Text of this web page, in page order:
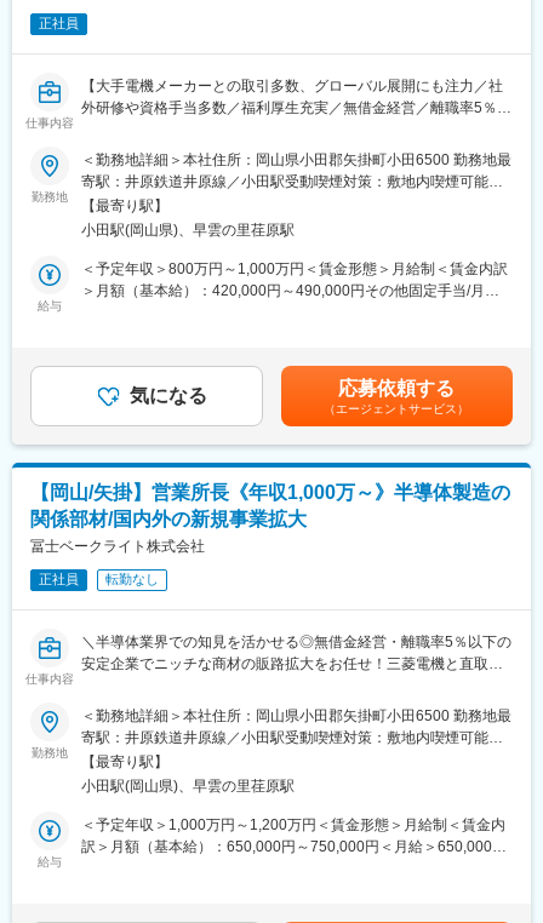
イーグル工業株式会社が手がける自動車向け電磁弁製品は、車両
のサスペンションやトランスミッション、エアコンなどのシステ
ムに組み込まれ、油圧や圧力を精密に制御する重要な部品です。
これらの製品は、快適性や安全性の向上に貢献しており、独自技
術による高性能な設計が特徴です。
＜製品の強み＞
と差別化されています。低漏れ・低摩擦・軽量・低騒音といった
設計特性により、快適性と信頼性を両立。さらに、広範な温度・
振動環境に耐える高い耐久性を備え、長期使用にも安心です。サ
スペンション、トランスミッション、エアコンなど多様な車載用
ることが可能です。これらの技術力と製品展開により、競合他社
に対して優位性を築いています。
・勤務時間： 8:00～16：50（フレックス制度あり）
・休日：完全週休2日制（土日）、年末年始、GW、夏季休暇
・福利厚生：独身寮、社宅、持家制度、社員持株制度、退職金・
年金制度、社内預金制度、貸付金制度、海外研修制度など
変更の範囲：会社の定める業務
正社員
仕事内容
【大手電機メーカーとの取引多数、グローバル展開にも注力／社
外研修や資格手当多数／福利厚生充実／無借金経営／離職率5％以
■業務内容：
医療機器分野の製品の販路拡大を担当いただける方を募集致しま
す。医療機器用の部品を以前から製造していましたが、事業拡大
のため顧客の販路拡大、製品を開発いただく技術営業のようなポ
ジションとなります。ご経験を発揮してマルチに活躍されたい方
をお待ちしております。
柱を今後育てていきたいと考えております。これまでの製造で培
った技術に加え、医療機器分野にて事業拡大いただける方を迎え
新事業推進部として現在6名程度の社員が在籍しております。
（営業・技術職担当1～2名、設計担当3～4名）
医療業界に関わる製品の拡大に向け、ノウハウをお持ちの方を募
集しております。
■おススメポイント：
◎三菱電機の疎開工場として設立し、現在も独自技術とデザイン
性を強みにパートナー企業として安定的に案件を獲得しており盤
石な経営基盤がございます。
◎月平均残業時間は20時間程度、土日休み、福利厚生も充実して
◎社内ベンチャー的な立ち位置の部署になります。役割に囚われ
ず、事業化に向けて自発的に働きたい方、裁量を持って働きたい
方を歓迎いたします。
◎中途採用社員が7割～8割を占める同社では、各自の努力と成果
ャリア形成が可能です。
勤務地
＜勤務地詳細＞本社住所：岡山県小田郡矢掛町小田6500 勤務地最
寄駅：井原鉄道井原線／小田駅受動喫煙対策：敷地内喫煙可能場
所あり
【最寄り駅】
小田駅(岡山県)、早雲の里荏原駅
給与
＜予定年収＞800万円～1,000万円＜賃金形態＞月給制＜賃金内訳
＞月額（基本給）：420,000円～490,000円その他固定手当/月：
回（4月）■賞与：年2回（7月、12月）※年4.5ヶ月分賃金はあくま
でも目安の金額であり、選考を通じて上下する可能性がありま
す。月給(月額)は固定手当を含めた表記です。
気になる 応募依頼する
（エージェントサービス）
【岡山/矢掛】営業所長《年収1,000万～》半導体製造の
関係部材/国内外の新規事業拡大
冨士ベークライト株式会社
正社員 転勤なし
仕事内容
＼半導体業界での知見を活かせる◎無借金経営・離職率5％以下の
安定企業でニッチな商材の販路拡大をお任せ！三菱電機と直取引
■業務概要
当社にて製造を行う半導体ウエハーの保管搬送用容器や研磨キャ
リアの拡販に関する業務をお任せいたします。
販売先は国内・海外となり、国内・海外既存顧客へのフォロー・
新規開拓を担当頂く予定です。
状況に応じて海外出張（北米がメイン・ヨーロッパ、中国の一部
勤務地
＜勤務地詳細＞本社住所：岡山県小田郡矢掛町小田6500 勤務地最
寄駅：井原鉄道井原線／小田駅受動喫煙対策：敷地内喫煙可能場
所あり
【最寄り駅】
小田駅(岡山県)、早雲の里荏原駅
給与
＜予定年収＞1,000万円～1,200万円＜賃金形態＞月給制＜賃金内
訳＞月額（基本給）：650,000円～750,000円＜月給＞650,000円